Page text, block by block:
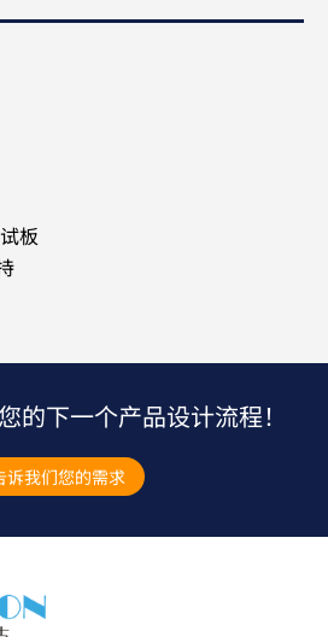
板
的下一个产品设计流程！
诉我们您的需求